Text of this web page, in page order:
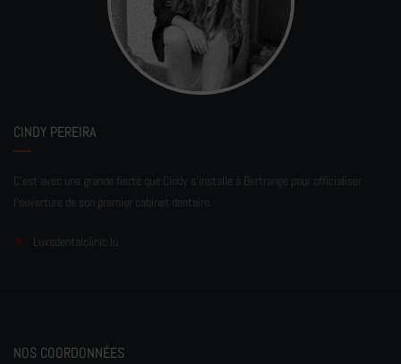
CINDY PEREIRA
C'est avec une grande fierté que Cindy s'installe à Bertrange pour officialiser
l'ouverture de son premier cabinet dentaire.
Luxedentalclinic.lu
NOS COORDONNÉES